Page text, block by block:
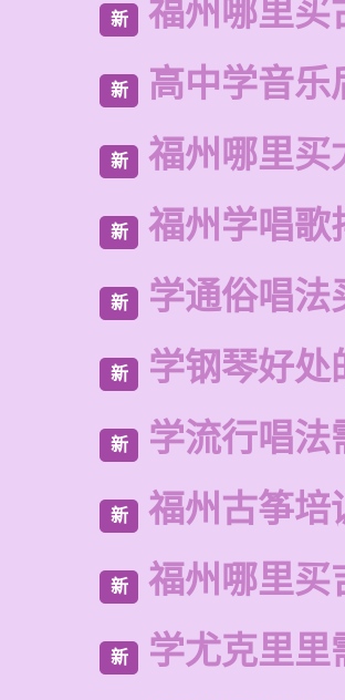
新 福州哪里买
新 高中学音乐
新 福州哪里买
新 福州学唱歌
新 学通俗唱法
新 学钢琴好处
新 学流行唱法
新 福州古筝培
新 福州哪里买
新 学尤克里里